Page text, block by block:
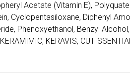
Acetate (Vitamin E),
Cyclopentasiloxane, Diphenyl
Phenoxyethanol, Benzyl
KERAVIS,